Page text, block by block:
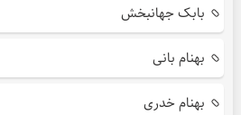
بابک جهانبخش
بهنام بانی
بهنام خدری